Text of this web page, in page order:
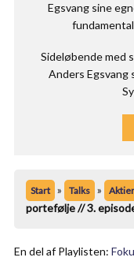
Egsvang sine
Sideløbende med
Anders Egsvang
Start » Talks » Aktier
portefølje // 3.
En del af Playlisten: